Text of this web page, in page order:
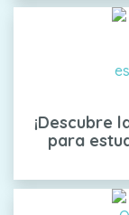
¡Descubre
para